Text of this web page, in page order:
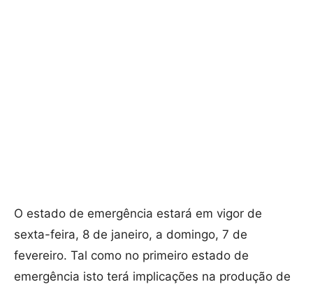
O estado de emergência estará em vigor de
sexta-feira, 8 de janeiro, a domingo, 7 de
fevereiro. Tal como no primeiro estado de
emergência isto terá implicações na produção de